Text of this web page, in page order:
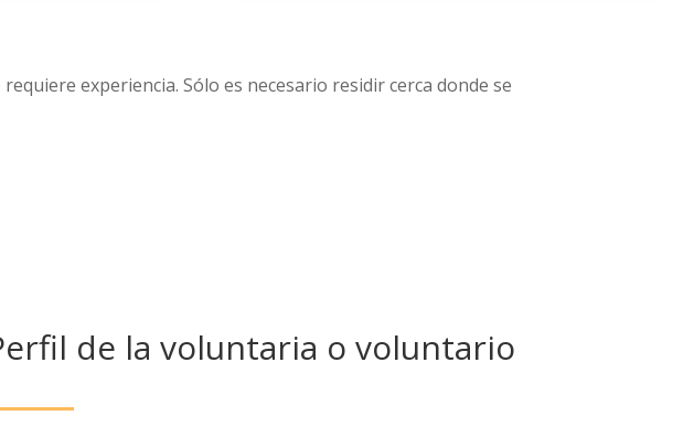
experiencia. Sólo es necesario residir cerca donde se
de la voluntaria o voluntario